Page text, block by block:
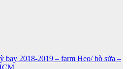
bay 2018-2019 – farm Heo/ bò sữa –